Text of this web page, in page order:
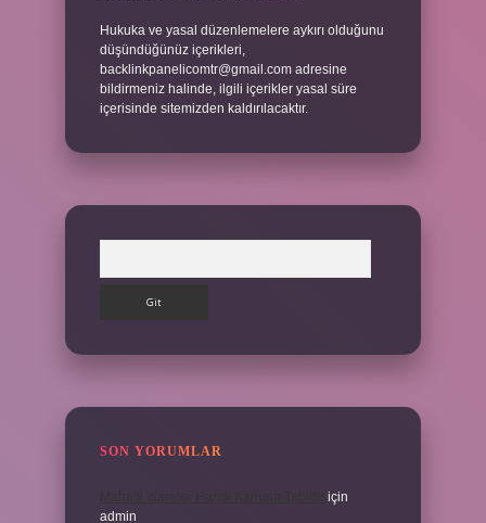
Hukuka ve yasal düzenlemelere aykırı olduğunu
düşündüğünüz içerikleri,
backlinkpanelicomtr@gmail.com adresine
bildirmeniz halinde, ilgili içerikler yasal süre
içerisinde sitemizden kaldırılacaktır.
SON YORUMLAR
için
admin